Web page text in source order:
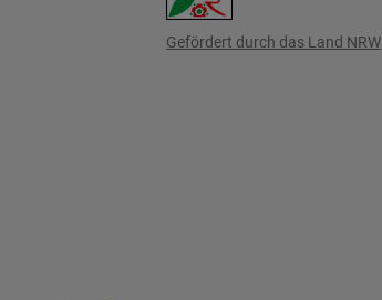
Gefördert durch das Land NRW